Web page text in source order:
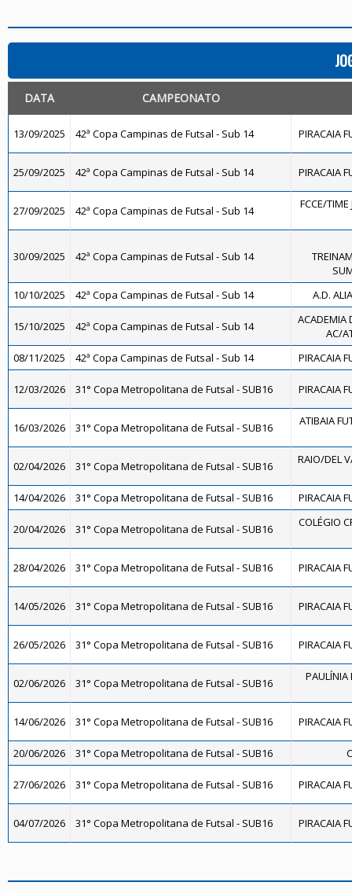
DATA CAMPEONATO
13/09/2025 42ª Copa Campinas de Futsal - Sub 14 PIRACAIA
25/09/2025 42ª Copa Campinas de Futsal - Sub 14 PIRACAIA
27/09/2025 42ª Copa Campinas de Futsal - Sub 14 FCCE/
30/09/2025 42ª Copa Campinas de Futsal - Sub 14
10/10/2025
42ª Copa Campinas de Futsal - Sub 14 A.D.
15/10/2025 42ª Copa Campinas de Futsal - Sub 14
ACADEMIA
AC/
08/11/2025
42ª Copa Campinas de Futsal - Sub 14 PIRACAIA
12/03/2026 31° Copa Metropolitana de Futsal - SUB16 PIRACAIA
16/03/2026 31° Copa Metropolitana de Futsal - SUB16 ATIBAIA
02/04/2026 31° Copa Metropolitana de Futsal - SUB16 RAIO/DEL
14/04/2026 31° Copa Metropolitana de Futsal - SUB16 PIRACAIA
20/04/2026 31° Copa Metropolitana de Futsal - SUB16 COLÉGIO
28/04/2026 31° Copa Metropolitana de Futsal - SUB16 PIRACAIA
14/05/2026 31° Copa Metropolitana de Futsal - SUB16 PIRACAIA
26/05/2026 31° Copa Metropolitana de Futsal - SUB16 PIRACAIA
02/06/2026 31° Copa Metropolitana de Futsal - SUB16 PAULÍNIA
14/06/2026 31° Copa Metropolitana de Futsal - SUB16 PIRACAIA
20/06/2026 31° Copa Metropolitana de Futsal - SUB16
27/06/2026 31° Copa Metropolitana de Futsal - SUB16 PIRACAIA
04/07/2026 31° Copa Metropolitana de Futsal - SUB16 PIRACAIA